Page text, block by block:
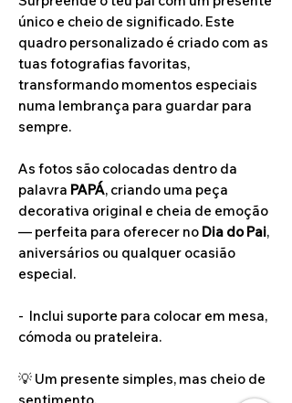
único e cheio de significado. Este
quadro personalizado é criado com as
tuas fotografias favoritas,
transformando momentos especiais
numa lembrança para guardar para
sempre.
As fotos são colocadas dentro da
palavra PAPÁ, criando uma peça
decorativa original e cheia de emoção
— perfeita para oferecer no Dia do Pai,
aniversários ou qualquer ocasião
especial.
- Inclui suporte para colocar em mesa,
cómoda ou prateleira.
💡 Um presente simples, mas cheio de